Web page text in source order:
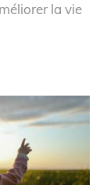
la vie